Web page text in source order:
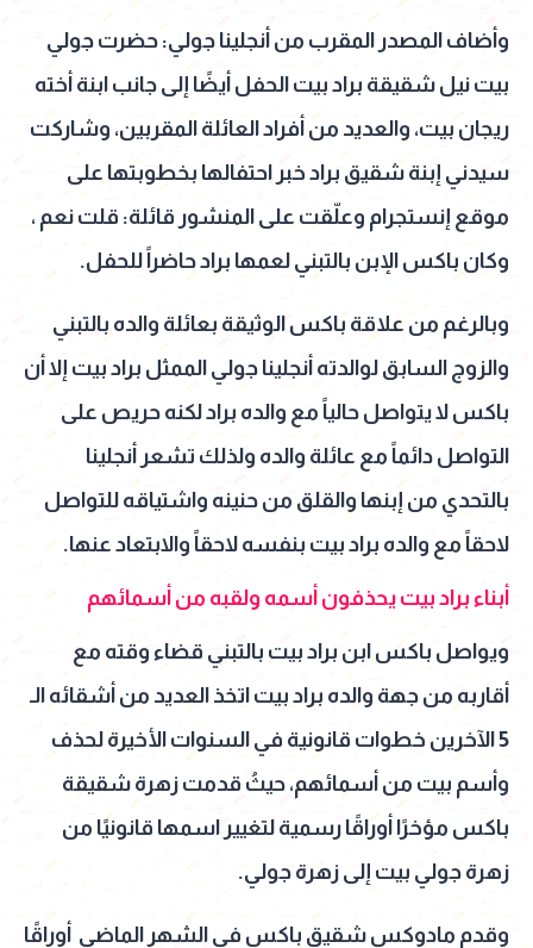
وأضاف المصدر المقرب من أنجلينا جولي: حضرت جولي
بيت نيل شقيقة براد بيت الحفل أيضًا إلى جانب ابنة أخته
ريجان بيت، والعديد من أفراد العائلة المقربين، وشاركت
سيدني إبنة شقيق براد خبر احتفالها بخطوبتها على
موقع إنستجرام وعلّقت على المنشور قائلة: قلت نعم ،
وكان باكس الإبن بالتبني لعمها براد حاضراً للحفل.
وبالرغم من علاقة باكس الوثيقة بعائلة والده بالتبني
والزوج السابق لوالدته أنجلينا جولي الممثل براد بيت إلا أن
باكس لا يتواصل حالياً مع والده براد لكنه حريص على
التواصل دائماً مع عائلة والده ولذلك تشعر أنجلينا
بالتحدي من إبنها والقلق من حنينه واشتياقه للتواصل
لاحقاً مع والده براد بيت بنفسه لاحقاً والابتعاد عنها.
أبناء براد بيت يحذفون أسمه ولقبه من أسمائهم
ويواصل باكس ابن براد بيت بالتبني قضاء وقته مع
أقاربه من جهة والده براد بيت اتخذ العديد من أشقائه الـ
5 الآخرين خطوات قانونية في السنوات الأخيرة لحذف
وأسم بيت من أسمائهم، حيثُ قدمت زهرة شقيقة
باكس مؤخرًا أوراقًا رسمية لتغيير اسمها قانونيًا من
زهرة جولي بيت إلى زهرة جولي.
وقدم مادوكس شقيق باكس في الشهر الماضي أوراقًا